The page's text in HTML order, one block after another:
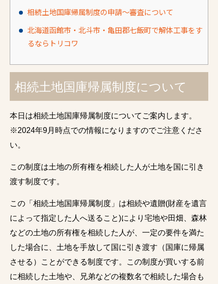
相続土地国庫帰属制度の申請～審査について
北海道函館市・北斗市・亀田郡七飯町で解体工事をす
るならトリコワ
相続土地国庫帰属制度について
本日は相続土地国庫帰属制度についてご案内します。
※2024年9月時点での情報になりますのでご注意くださ
い。
この制度は土地の所有権を相続した人が土地を国に引き
渡す制度です。
この「相続土地国庫帰属制度」は相続や遺贈(財産を遺言
によって指定した人へ送ること)により宅地や田畑、森林
などの土地の所有権を相続した人が、一定の要件を満た
した場合に、土地を手放して国に引き渡す（国庫に帰属
させる）ことができる制度です。この制度が買いする前
に相続した土地や、兄弟などの複数名で相続した場合も